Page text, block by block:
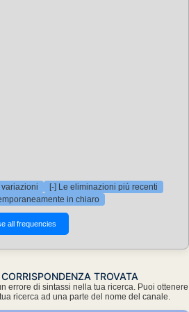
variazioni
[-] Le eliminazioni più recenti
in chiaro
TROVATA
errore di sintassi nella tua ricerca. Puoi ottenere
ricerca ad una parte del nome del canale.